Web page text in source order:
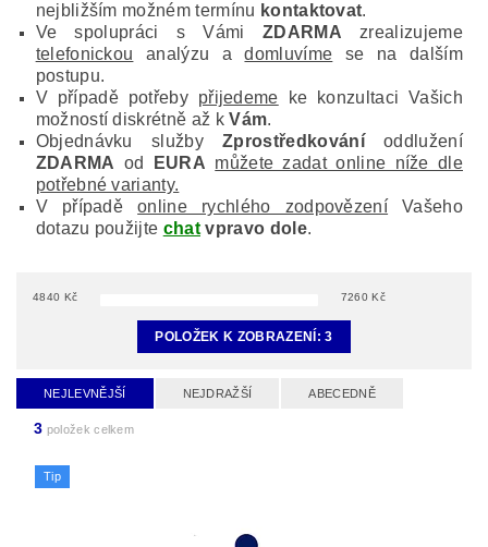
nejbližším možném termínu kontaktovat.
Ve spolupráci s Vámi ZDARMA zrealizujeme
telefonickou analýzu adomluvíme se na dalším
postupu.
V případě potřeby přijedeme ke konzultaci Vašich
možností diskrétně až kVám.
Objednávku služby
Zprostředkováníoddlužení
ZDARMA od EURA můžete zadat online níže dle
potřebné varianty.
V případěonline rychlého zodpovězení Vašeho
dotazu použijte chatvpravo dole.
4840 Kč 7260 Kč
POLOŽEK K ZOBRAZENÍ:3
NEJLEVNĚJŠÍ NEJDRAŽŠÍ ABECEDNĚ
3 položek celkem
Tip